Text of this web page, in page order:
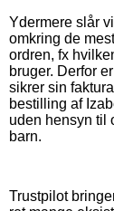
Ydermere slår
omkring de
ordren, fx
bruger. Derfor
sikrer sin
bestilling af
uden hensyn til
barn.
Trustpilot